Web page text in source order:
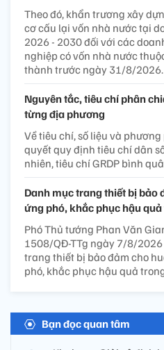
Theo đó, khẩn trương xây
cơ cấu lại vốn nhà nước tại
2026 - 2030 đối với các
nghiệp có vốn nhà nước
thành trước ngày 31/8/2026.
Nguyên tắc, tiêu chí phân
từng địa phương
Về tiêu chí, số liệu và
quyết quy định tiêu chí dân
nhiên, tiêu chí GRDP bình
Danh mục trang thiết bị bảo
ứng phó, khắc phục hậu
Phó Thủ tướng Phan Văn
1508/QĐ-TTg ngày 7/8/
trang thiết bị bảo đảm cho
phó, khắc phục hậu quả
Bạn đọc quan tâm